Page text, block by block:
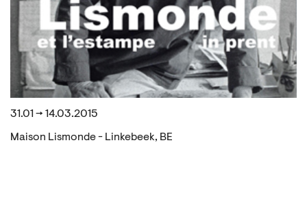
31.01 → 14.03.2015
Maison Lismonde - Linkebeek, BE